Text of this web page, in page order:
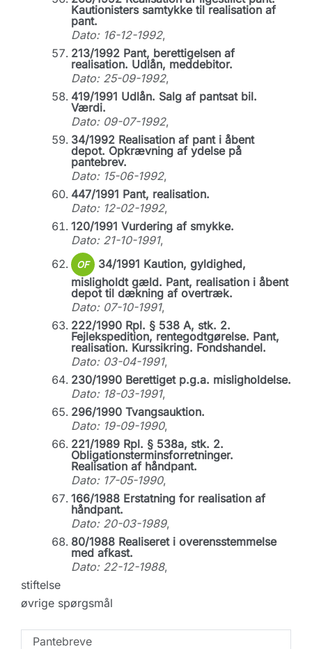
Kautionisters samtykke til realisation af
pant.
Dato: 16-12-1992,
213/1992 Pant, berettigelsen af
realisation. Udlån, meddebitor.
Dato: 25-09-1992,
419/1991 Udlån. Salg af pantsat bil.
Værdi.
Dato: 09-07-1992,
34/1992 Realisation af pant i åbent
depot. Opkrævning af ydelse på
pantebrev.
Dato: 15-06-1992,
447/1991 Pant, realisation.
Dato: 12-02-1992,
120/1991 Vurdering af smykke.
Dato: 21-10-1991,
OF
34/1991 Kaution, gyldighed,
misligholdt gæld. Pant, realisation i åbent
depot til dækning af overtræk.
Dato: 07-10-1991,
222/1990 Rpl. § 538 A, stk. 2.
Fejlekspedition, rentegodtgørelse. Pant,
realisation. Kurssikring. Fondshandel.
Dato: 03-04-1991,
230/1990 Berettiget p.g.a. misligholdelse.
Dato: 18-03-1991,
296/1990 Tvangsauktion.
Dato: 19-09-1990,
221/1989 Rpl. § 538a, stk. 2.
Obligationsterminsforretninger.
Realisation af håndpant.
Dato: 17-05-1990,
166/1988 Erstatning for realisation af
håndpant.
Dato: 20-03-1989,
80/1988 Realiseret i overensstemmelse
med afkast.
Dato: 22-12-1988,
stiftelse
øvrige spørgsmål
Pantebreve